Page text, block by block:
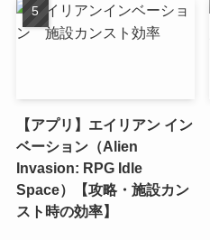
【アプリ】エイリアン イン
ベーション（Alien
Invasion: RPG Idle
Space）【攻略・施設カン
スト時の効率】